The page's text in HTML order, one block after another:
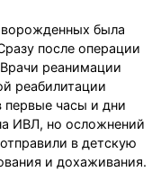
была
после операции
реанимации
реабилитации
первые часы и дни
ИВЛ, но осложнений
в детскую
и дохаживания.